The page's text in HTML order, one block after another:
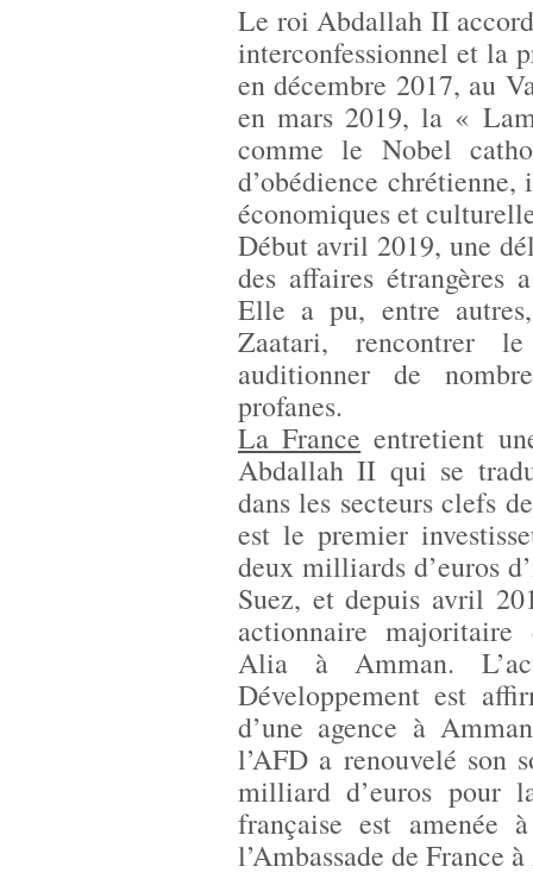
Le roi Abdallah II
interconfessionnel et la
en décembre 2017, au
en mars 2019, la «
comme le Nobel
d’obédience
économiques et
Début avril 2019, une
des affaires étrangères
Elle a pu, entre
Zaatari, rencontrer
auditionner de
profanes.
La France entretient
Abdallah II qui se
dans les secteurs clefs
est le premier
deux milliards d’euros
Suez, et depuis avril
actionnaire majoritaire
Alia à Amman.
Développement est
d’une agence à
l’AFD a renouvelé son
milliard d’euros pour
française est amenée
l’Ambassade de France